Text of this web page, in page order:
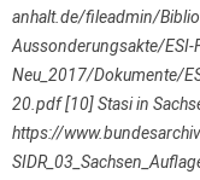
anhalt.de/fileadmin/
Aussonderungsakte/ESI-
Neu_2017/Dokumente/
20.pdf [10] Stasi in
https://